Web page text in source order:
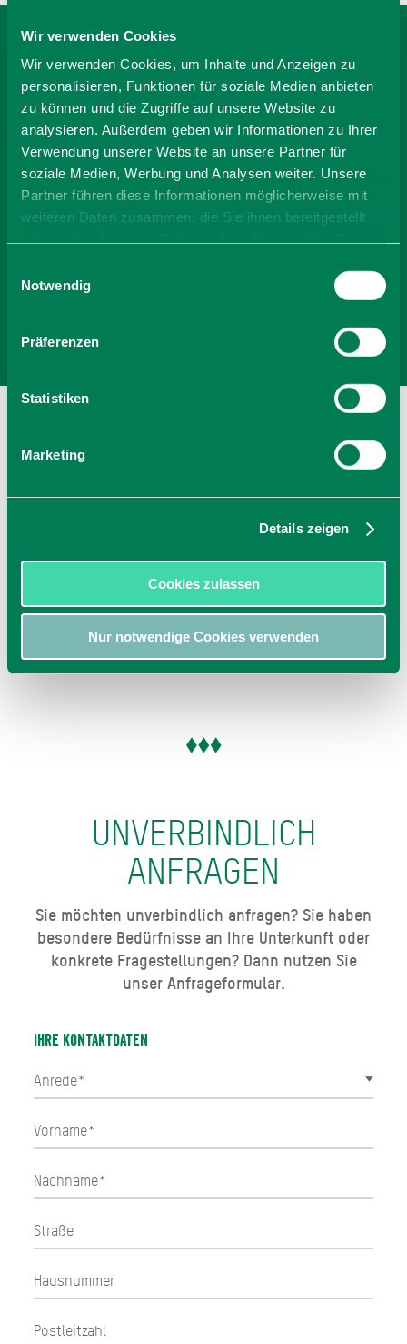
Wir verwenden Cookies
Wir verwenden Cookies, um Inhalte und Anzeigen zu
personalisieren, Funktionen für soziale Medien anbieten
zu können und die Zugriffe auf unsere Website zu
analysieren. Außerdem geben wir Informationen zu Ihrer
Verwendung unserer Website an unsere Partner für
soziale Medien, Werbung und Analysen weiter. Unsere
Partner führen diese Informationen möglicherweise mit
weiteren Daten zusammen, die Sie ihnen bereitgestellt
Cookies, wenn Sie unsere Webseite weiterhin nutzen.
Notwendig
Präferenzen
Statistiken
Marketing
Details zeigen
Cookies zulassen
Nur notwendige Cookies verwenden
BEI FERIENWOHNUNG
BELLAVISTA BUCHEN
-
Anzahl Personen
Ab 75,00 € pro Einheit
Ferienwohnung Bellavista
UNVERBINDLICH
ANFRAGEN
Sie möchten unverbindlich anfragen? Sie haben
besondere Bedürfnisse an Ihre Unterkunft oder
konkrete Fragestellungen? Dann nutzen Sie
unser Anfrageformular.
Ihre Kontaktdaten